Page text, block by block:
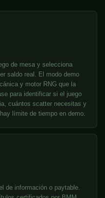
de mesa y selecciona
saldo real. El modo demo
y motor RNG que la
para identificar si el juego
cuántos scatter necesitas y
límite de tiempo en demo.
de información o paytable.